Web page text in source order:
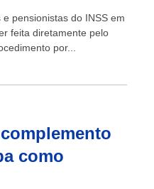
pensionistas do INSS em
feita diretamente pelo
por...
como